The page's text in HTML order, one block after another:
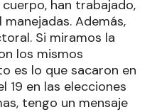
han trabajado,
Además,
Si miramos la
los mismos
es lo que sacaron en
19 en las elecciones
tengo un mensaje